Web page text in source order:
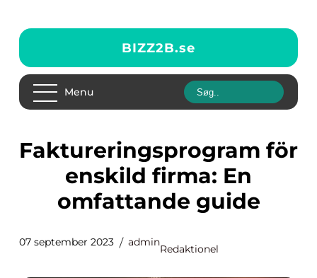
BIZZ2B.se
Menu
Faktureringsprogram för
enskild firma: En
omfattande guide
07 september 2023 admin
Redaktionel